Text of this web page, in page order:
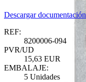
Descargar documentación
REF:
8200006-094
PVR/UD
15,63 EUR
EMBALAJE:
5 Unidades